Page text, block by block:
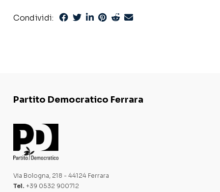
Condividi:
Partito Democratico Ferrara
Via Bologna, 218 - 44124 Ferrara
Tel. +39 0532 900712